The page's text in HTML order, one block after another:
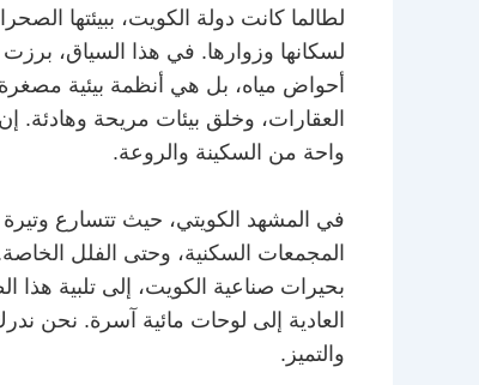
لطالما كانت دولة الكويت، ببيئتها
لسكانها وزوارها. في هذا السياق،
أحواض مياه، بل هي أنظمة بيئية
العقارات، وخلق بيئات مريحة
واحة من السكينة والروعة.
في المشهد الكويتي، حيث تتسارع وتيرة
المجمعات السكنية، وحتى الفلل
بحيرات صناعية الكويت، إلى تلبية
العادية إلى لوحات مائية آسرة. نحن
والتميز.